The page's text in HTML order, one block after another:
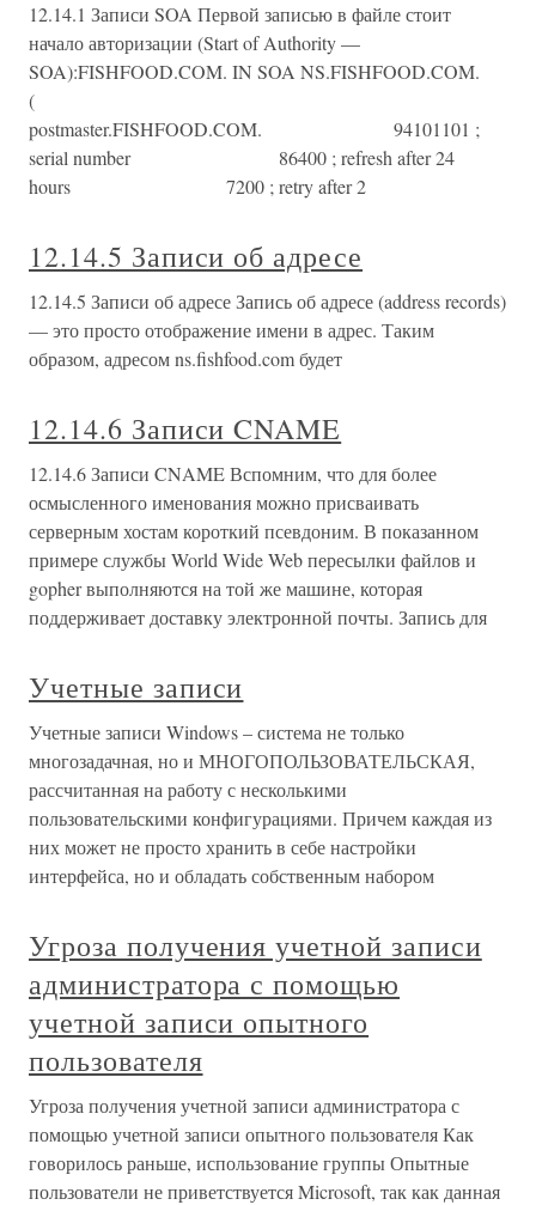
12.14.1 Записи SOA Первой записью в файле стоит
начало авторизации (Start of Authority —
SOA):FISHFOOD.COM. IN SOA NS.FISHFOOD.COM.
(
postmaster.FISHFOOD.COM. 94101101 ;
serial number 86400 ; refresh after 24
hours 7200 ; retry after 2
12.14.5 Записи об адресе
12.14.5 Записи об адресе Запись об адресе (address records)
— это просто отображение имени в адрес. Таким
образом, адресом ns.fishfood.com будет
12.14.6 Записи CNAME
12.14.6 Записи CNAME Вспомним, что для более
осмысленного именования можно присваивать
серверным хостам короткий псевдоним. В показанном
примере службы World Wide Web пересылки файлов и
gopher выполняются на той же машине, которая
поддерживает доставку электронной почты. Запись для
Учетные записи
Учетные записи Windows – система не только
многозадачная, но и МНОГОПОЛЬЗОВАТЕЛЬСКАЯ,
рассчитанная на работу с несколькими
пользовательскими конфигурациями. Причем каждая из
них может не просто хранить в себе настройки
интерфейса, но и обладать собственным набором
Угроза получения учетной записи
администратора с помощью
учетной записи опытного
пользователя
Угроза получения учетной записи администратора с
помощью учетной записи опытного пользователя Как
говорилось раньше, использование группы Опытные
пользователи не приветствуется Microsoft, так как данная